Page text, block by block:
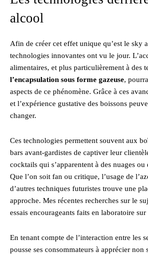
alcool
Afin de créer cet effet unique qu’est le sky
technologies innovantes ont vu le jour.
alimentaires, et plus particulièrement à des
l’encapsulation sous forme gazeuse,
aspects de ce phénomène. Grâce à ces
et l’expérience gustative des boissons
changer.
Ces technologies permettent souvent aux
bars avant-gardistes de captiver leur
cocktails qui s’apparentent à des nuages ou
Que l’on soit fan ou critique, l’usage de
d’autres techniques futuristes trouve une
approche. Mes récentes recherches sur le
essais encourageants faits en laboratoire sur
En tenant compte de l’interaction entre les
pousse ses consommateurs à apprécier non